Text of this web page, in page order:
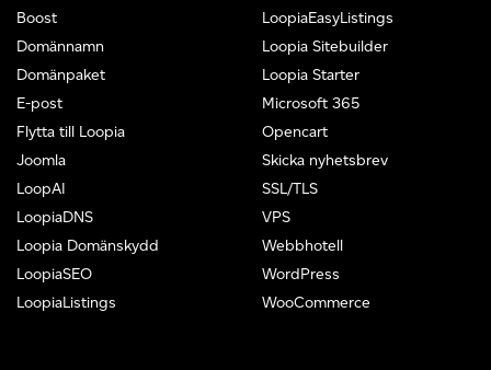
Boost
Domännamn
Domänpaket
E-post
Flytta till Loopia
Joomla
LoopAI
LoopiaDNS
Loopia Domänskydd
LoopiaSEO
LoopiaListings
LoopiaEasyListings
Loopia Sitebuilder
Loopia Starter
Microsoft 365
Opencart
Skicka nyhetsbrev
SSL/TLS
VPS
Webbhotell
WordPress
WooCommerce